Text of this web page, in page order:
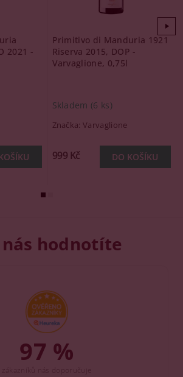
2021 -
Primitivo di Manduria 1921
Riserva 2015, DOP -
Varvaglione, 0,75l
Skladem (6 ks)
Značka:Varvaglione
999 Kč
nás hodnotíte
97 %